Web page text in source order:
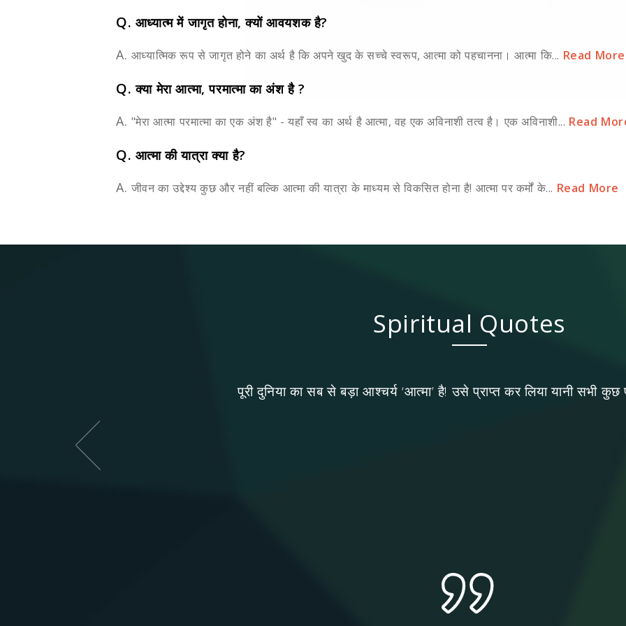
Q. आध्यात्म में जागृत होना, क्यों आवयशक है?
A. आध्यात्मिक रूप से जागृत होने का अर्थ है कि अपने खुद के सच्चे स्वरूप, आत्मा को पहचानना। आत्मा कि... Read More
Q.क्या मेरा आत्मा, परमात्मा का अंश है ?
A. "मेरा आत्मा परमात्मा का एक अंश है" - यहाँ स्व का अर्थ है आत्मा, वह एक अविनाशी तत्व है। एक अविनाशी... Read
Q. आत्मा की यात्रा क्या है?
A. जीवन का उद्देश्य कुछ और नहीं बल्कि आत्मा की यात्रा के माध्यम से विकसित होना है! आत्मा पर कर्मों के... Read More
Spiritual Quotes
पूरी दुनिया का सब से बड़ा आश्चर्य ‘आत्मा’ है! उसे प्राप्त कर लिया यानी सभी कुछ